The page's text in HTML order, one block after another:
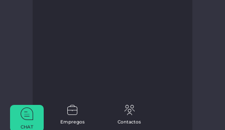
Empregos
Contactos
CHAT